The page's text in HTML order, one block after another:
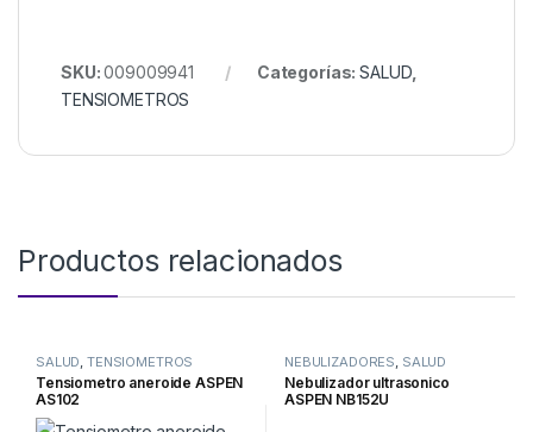
SKU:009009941 Categorías:SALUD
TENSIOMETROS
Productos relacionados
SALUD ,TENSIOMETROS
Tensiometro aneroide ASPEN
AS102
NEBULIZADORES SALUD
Nebulizador ultrasonico
ASPEN NB152U